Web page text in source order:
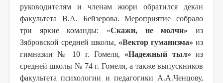
руководителям и членам жюри обратился декан
факультета В.А. Бейзерова. Мероприятие собрало
три яркие команды: «Скажи, не молчи» из
Зябровской средней школы, «Вектор гуманизма» из
гимназии № 10 г. Гомеля, «Надежный тыл» из
средней школы № 74 г. Гомеля, а также выпускников
факультета психологии и педагогики А.А.Ченцову,